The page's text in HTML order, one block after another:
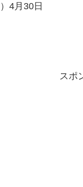
4月30日
スポ